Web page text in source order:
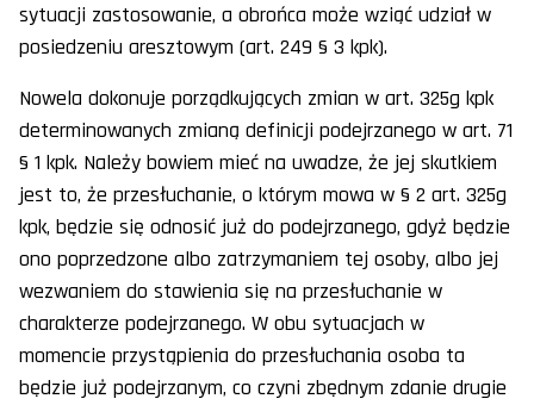
sytuacji zastosowanie, a obrońca może wziąć udział w
posiedzeniu aresztowym (art. 249 § 3 kpk).
Nowela dokonuje porządkujących zmian w art. 325g kpk
determinowanych zmianą definicji podejrzanego w art. 71
§ 1 kpk. Należy bowiem mieć na uwadze, że jej skutkiem
jest to, że przesłuchanie, o którym mowa w § 2 art. 325g
kpk, będzie się odnosić już do podejrzanego, gdyż będzie
ono poprzedzone albo zatrzymaniem tej osoby, albo jej
wezwaniem do stawienia się na przesłuchanie w
charakterze podejrzanego. W obu sytuacjach w
momencie przystąpienia do przesłuchania osoba ta
będzie już podejrzanym, co czyni zbędnym zdanie drugie